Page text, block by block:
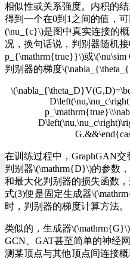
相似性或关系强度。内积的结
得到一个在0到1之间的值，
(\nu_{c}\)是图中真实连接的
况，换句话说，判别器随机
p_{\mathrm{true}}\)或
判别器的梯度
在训练过程中，GraphGAN
判别器\(\mathrm{D}\)的参数
和最大化判别器的损失函数
式(3)便是固定生成器
时，判别器的梯度计算方法。
类似的，生成器
GCN、GAT甚至简单的神经
测某顶点与其他顶点间连接